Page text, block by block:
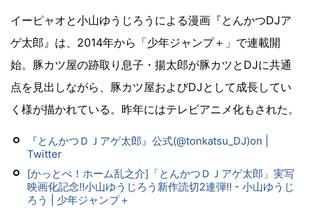
イーピャオと小山ゆうじろうによる漫画『とんかつDJア
ゲ太郎』は、2014年から「少年ジャンプ＋」で連載開
始。豚カツ屋の跡取り息子・揚太郎が豚カツとDJに共通
点を見出しながら、豚カツ屋およびDJとして成長してい
く様が描かれている。昨年にはテレビアニメ化もされた。
『とんかつＤＪアゲ太郎』公式(@tonkatsu_DJ)on |
Twitter
[かっとべ！ホーム乱之介]「とんかつＤＪアゲ太郎」実写
映画化記念!!小山ゆうじろう新作読切2連弾!! - 小山ゆうじ
ろう | 少年ジャンプ＋